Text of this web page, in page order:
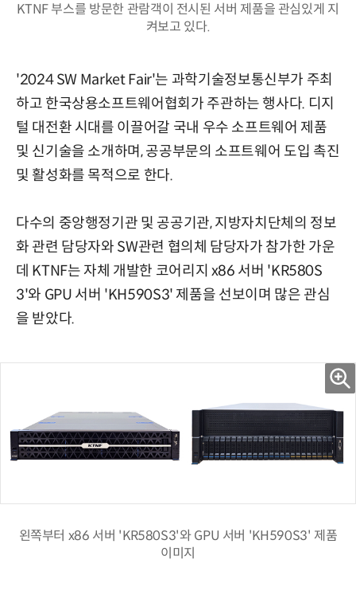
KTNF 부스를 방문한 관람객이 전시된 서버 제품을 관심있게 지
켜보고 있다.
'2024 SW Market Fair'는 과학기술정보통신부가 주최
하고 한국상용소프트웨어협회가 주관하는 행사다. 디지
털 대전환 시대를 이끌어갈 국내 우수 소프트웨어 제품
및 신기술을 소개하며, 공공부문의 소프트웨어 도입 촉진
및 활성화를 목적으로 한다.
다수의 중앙행정기관 및 공공기관, 지방자치단체의 정보
화 관련 담당자와 SW관련 협의체 담당자가 참가한 가운
데 KTNF는 자체 개발한 코어리지 x86 서버 'KR580S
3'와 GPU 서버 'KH590S3' 제품을 선보이며 많은 관심
을 받았다.
왼쪽부터 x86 서버 'KR580S3'와 GPU 서버 'KH590S3' 제품
이미지